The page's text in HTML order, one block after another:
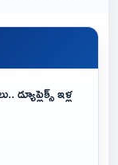
డ్యూప్లెక్స్ ఇళ్ల